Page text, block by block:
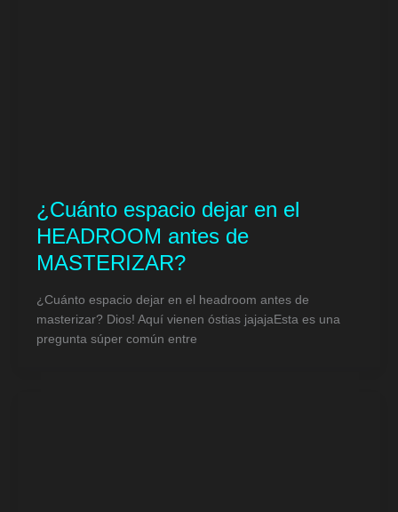
¿Cuánto espacio dejar en el
HEADROOM antes de
MASTERIZAR?
¿Cuánto espacio dejar en el headroom antes de
masterizar? Dios! Aquí vienen óstias jajajaEsta es una
pregunta súper común entre